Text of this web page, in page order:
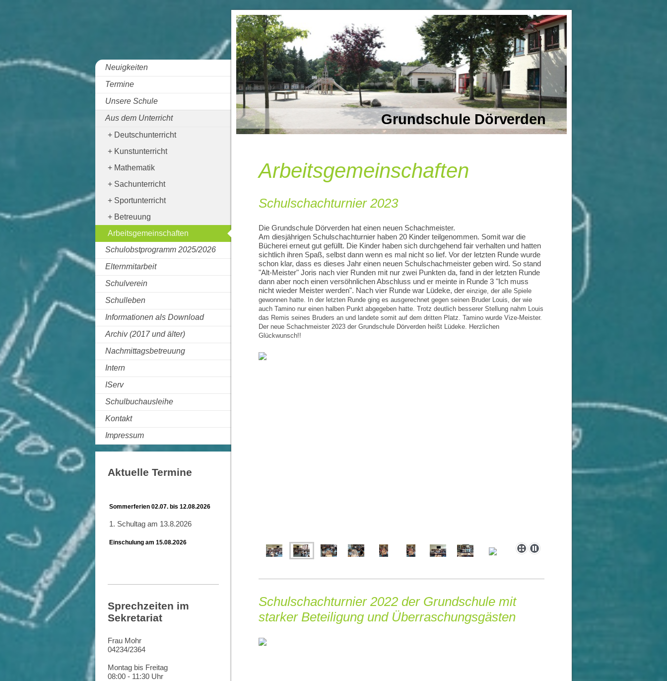
Grundschule Dörverden
Arbeitsgemeinschaften
Schulschachturnier 2023
Die Grundschule Dörverden hat einen neuen Schachmeister.
Am diesjährigen Schulschachturnier haben 20 Kinder teilgenommen. Somit war die
Bücherei erneut gut gefüllt. Die Kinder haben sich durchgehend fair verhalten und hatten
sichtlich ihren Spaß, selbst dann wenn es mal nicht so lief. Vor der letzten Runde wurde
schon klar, dass es dieses Jahr einen neuen Schulschachmeister geben wird. So stand
"Alt-Meister" Joris nach vier Runden mit nur zwei Punkten da, fand in der letzten Runde
dann aber noch einen versöhnlichen Abschluss und er meinte in Runde 3 "Ich muss
nicht wieder Meister werden". Nach vier Runde war Lüdeke, der einzige, der alle Spiele
gewonnen hatte. In der letzten Runde ging es ausgerechnet gegen seinen Bruder Louis, der wie
auch Tamino nur einen halben Punkt abgegeben hatte. Trotz deutlich besserer Stellung nahm Louis
das Remis seines Bruders an und landete somit auf dem dritten Platz. Tamino wurde Vize-Meister.
Der neue Schachmeister 2023 der Grundschule Dörverden heißt Lüdeke. Herzlichen
Glückwunsch!!
Schulschachturnier 2022 der Grundschule mit
starker Beteiligung und Überraschungsgästen
Neuigkeiten
Termine
Unsere Schule
Aus dem Unterricht
Deutschunterricht
Kunstunterricht
Mathematik
Sachunterricht
Sportunterricht
Betreuung
Arbeitsgemeinschaften
Schulobstprogramm 2025/2026
Elternmitarbeit
Schulverein
Schulleben
Informationen als Download
Archiv (2017 und älter)
Nachmittagsbetreuung
Intern
IServ
Schulbuchausleihe
Kontakt
Impressum
Aktuelle Termine
Sommerferien 02.07. bis 12.08.2026
1. Schultag am 13.8.2026
Einschulung am 15.08.2026
Sprechzeiten im
Sekretariat
Frau Mohr
04234/2364
Montag bis Freitag
08:00 - 11:30 Uhr